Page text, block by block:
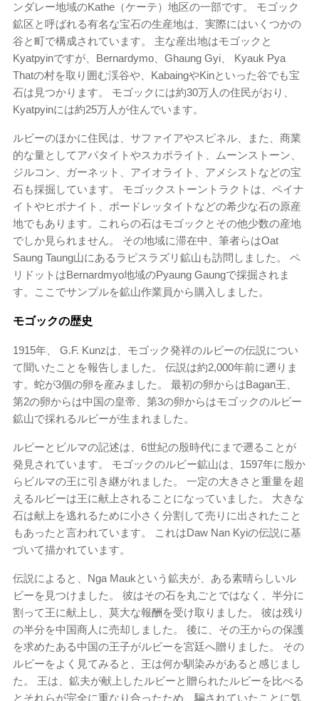
ンダレー地域のKathe（ケーテ）地区の一部です。 モゴック
鉱区と呼ばれる有名な宝石の生産地は、実際にはいくつかの
谷と町で構成されています。 主な産出地はモゴックと
Kyatpyinですが、Bernardymo、Ghaung Gyi、 Kyauk Pya
Thatの村を取り囲む渓谷や、KabaingやKinといった谷でも宝
石は見つかります。 モゴックには約30万人の住民がおり、
Kyatpyinには約25万人が住んでいます。
ルビーのほかに住民は、サファイアやスピネル、また、商業
的な量としてアパタイトやスカポライト、ムーンストーン、
ジルコン、ガーネット、アイオライト、アメシストなどの宝
石も採掘しています。 モゴックストーントラクトは、ペイナ
イトやヒボナイト、ポードレッタイトなどの希少な石の原産
地でもあります。これらの石はモゴックとその他少数の産地
でしか見られません。 その地域に滞在中、筆者らはOat
Saung Taung山にあるラピスラズリ鉱山も訪問しました。 ペ
リドットはBernardmyo地域のPyaung Gaungで採掘されま
す。ここでサンプルを鉱山作業員から購入しました。
モゴックの歴史
1915年、 G.F. Kunzは、モゴック発祥のルビーの伝説につい
て聞いたことを報告しました。 伝説は約2,000年前に遡りま
す。蛇が3個の卵を産みました。 最初の卵からはBagan王、
第2の卵からは中国の皇帝、第3の卵からはモゴックのルビー
鉱山で採れるルビーが生まれました。
ルビーとビルマの記述は、6世紀の殷時代にまで遡ることが
発見されています。 モゴックのルビー鉱山は、1597年に殷か
らビルマの王に引き継がれました。 一定の大きさと重量を超
えるルビーは王に献上されることになっていました。 大きな
石は献上を逃れるために小さく分割して売りに出されたこと
もあったと言われています。 これはDaw Nan Kyiの伝説に基
づいて描かれています。
伝説によると、Nga Maukという鉱夫が、ある素晴らしいル
ビーを見つけました。 彼はその石を丸ごとではなく、半分に
割って王に献上し、莫大な報酬を受け取りました。 彼は残り
の半分を中国商人に売却しました。 後に、その王からの保護
を求めたある中国の王子がルビーを宮廷へ贈りました。 その
ルビーをよく見てみると、王は何か馴染みがあると感じまし
た。 王は、鉱夫が献上したルビーと贈られたルビーを比べる
とそれらが完全に重なり合ったため、騙されていたことに気